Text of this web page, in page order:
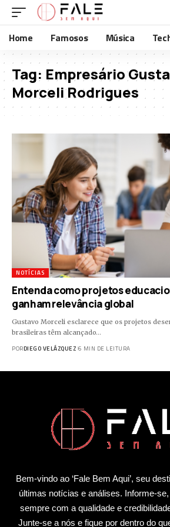
Home Famosos Música
Tag: Empresário
Morceli Rodrigues
NOTÍCIAS
Entenda como projetos
ganham relevância global
Gustavo Morceli esclarece que os projetos
brasileiras têm alcançado…
PORDIEGO VELÁZQUEZ 6 MIN DE LEITURA
Bem-vindo ao ‘Fale Bem Aqui’, seu
últimas notícias e análises. Informe-
sempre com a qualidade e
Junte-se a nós e fique por dentro do